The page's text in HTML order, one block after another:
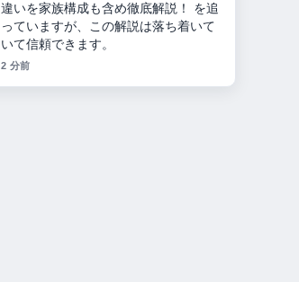
孫・死因・3つの宝物とヤサの秘密！
の背景説明が助かります。ライブ更新
を続けてください。
4 分前